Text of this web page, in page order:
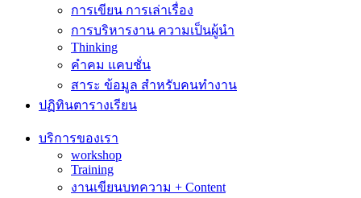
การเขียน การเล่าเรื่อง
การบริหารงาน ความเป็นผู้นำ
Thinking
คำคม แคบชั่น
สาระ ข้อมูล สำหรับคนทำงาน
ปฏิทินตารางเรียน
บริการของเรา
workshop
Training
งานเขียนบทความ + Content